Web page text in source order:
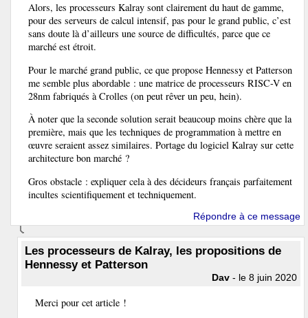
Alors, les processeurs Kalray sont clairement du haut de gamme,
pour des serveurs de calcul intensif, pas pour le grand public, c’est
sans doute là d’ailleurs une source de difficultés, parce que ce
marché est étroit.
Pour le marché grand public, ce que propose Hennessy et Patterson
me semble plus abordable : une matrice de processeurs RISC-V en
28nm fabriqués à Crolles (on peut rêver un peu, hein).
À noter que la seconde solution serait beaucoup moins chère que la
première, mais que les techniques de programmation à mettre en
œuvre seraient assez similaires. Portage du logiciel Kalray sur cette
architecture bon marché ?
Gros obstacle : expliquer cela à des décideurs français parfaitement
incultes scientifiquement et techniquement.
Répondre à ce message
Les processeurs de Kalray, les propositions de
Hennessy et Patterson
Dav - le 8 juin 2020
Merci pour cet article !